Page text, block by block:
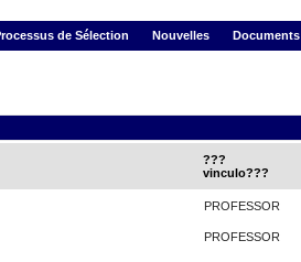
de Sélection Nouvelles Documents
???
vinculo???
PROFESSOR
PROFESSOR